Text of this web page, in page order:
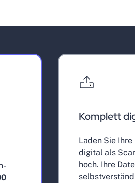
Komplett
Laden Sie Ihre
digital als
hoch. Ihre